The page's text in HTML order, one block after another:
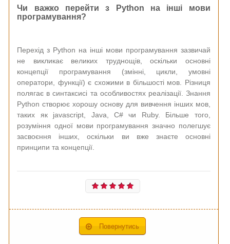
Чи важко перейти з Python на інші мови
програмування?
Перехід з Python на інші мови програмування зазвичай
не викликає великих труднощів, оскільки основні
концепції програмування (змінні, цикли, умовні
оператори, функції) є схожими в більшості мов. Різниця
полягає в синтаксисі та особливостях реалізації. Знання
Python створює хорошу основу для вивчення інших мов,
таких як jаvascript, Java, C# чи Ruby. Більше того,
розуміння одної мови програмування значно полегшує
засвоєння інших, оскільки ви вже знаєте основні
принципи та концепції.
Повернутись